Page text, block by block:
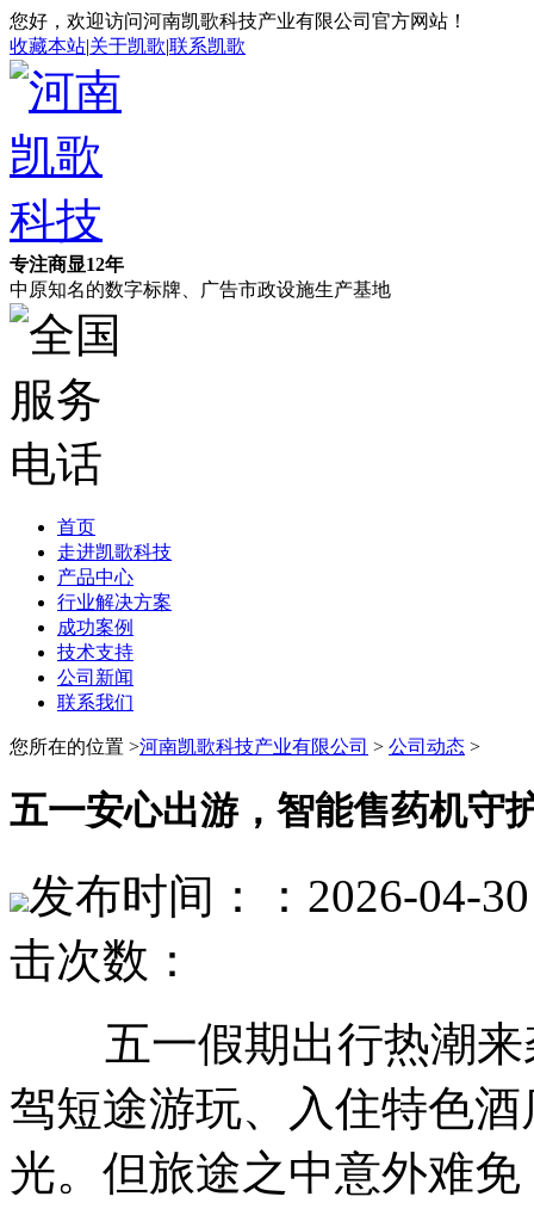
您好，欢迎访问河南凯歌科技产业有限公司官方网站！
收藏本站|关于凯歌|联系凯歌
专注商显12年
中原知名的数字标牌、广告市政设施生产基地
首页
走进凯歌科技
产品中心
行业解决方案
成功案例
技术支持
公司新闻
联系我们
您所在的位置 >河南凯歌科技产业有限公司 > 公司动态 >
五一安心出游，智能售药机守
发布时间：：2026-04-
击次数：
五一假期出行热潮来
驾短途游玩、入住特色
光。但旅途之中意外难